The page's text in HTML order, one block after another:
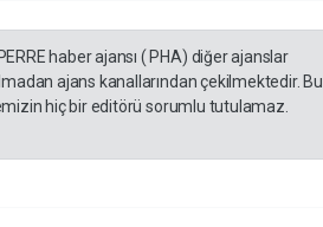
haber ajansı ( PHA) diğer ajanslar
ajans kanallarından çekilmektedir. Bu
hiç bir editörü sorumlu tutulamaz.